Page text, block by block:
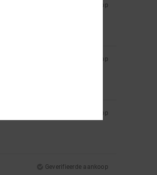
Geverifieerde aankoop
Geverifieerde aankoop
Geverifieerde aankoop
Geverifieerde aankoop